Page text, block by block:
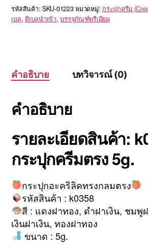
รหัสสินค้า: SKU-01223 หมวดหมู่: กระปุกครีม
เบล,ดีเบลนำเข้า,บรรจุภัณฑ์พรีเมียม
คำอธิบาย บทวิจารณ์ (0)
คำอธิบาย
รายละเอียดสินค้า:
กระปุกครีมตรง 5g.
กระปุกอะคริลิคทรงกลมตรง
รหัสสินค้า : k0358
สี : แดงฝาทอง, ดำฝาเงิน, ชมพู
เงินฝาเงิน, ทองฝาทอง
ขนาด : 5g.